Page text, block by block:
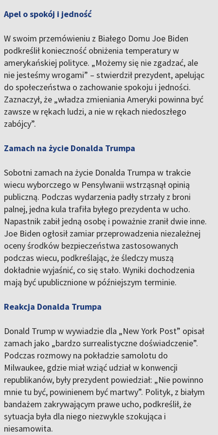
Apel o spokój i jedność
W swoim przemówieniu z Białego Domu Joe Biden
podkreślił konieczność obniżenia temperatury w
amerykańskiej polityce. „Możemy się nie zgadzać, ale
nie jesteśmy wrogami” – stwierdził prezydent, apelując
do społeczeństwa o zachowanie spokoju i jedności.
Zaznaczył, że „władza zmieniania Ameryki powinna być
zawsze w rękach ludzi, a nie w rękach niedoszłego
zabójcy”.
Zamach na życie Donalda Trumpa
Sobotni zamach na życie Donalda Trumpa w trakcie
wiecu wyborczego w Pensylwanii wstrząsnął opinią
publiczną. Podczas wydarzenia padły strzały z broni
palnej, jedna kula trafiła byłego prezydenta w ucho.
Napastnik zabił jedną osobę i poważnie zranił dwie inne.
Joe Biden ogłosił zamiar przeprowadzenia niezależnej
oceny środków bezpieczeństwa zastosowanych
podczas wiecu, podkreślając, że śledczy muszą
dokładnie wyjaśnić, co się stało. Wyniki dochodzenia
mają być upublicznione w późniejszym terminie.
Reakcja Donalda Trumpa
Donald Trump w wywiadzie dla „New York Post” opisał
zamach jako „bardzo surrealistyczne doświadczenie”.
Podczas rozmowy na pokładzie samolotu do
Milwaukee, gdzie miał wziąć udział w konwencji
republikanów, były prezydent powiedział: „Nie powinno
mnie tu być, powinienem być martwy”. Polityk, z białym
bandażem zakrywającym prawe ucho, podkreślił, że
sytuacja była dla niego niezwykle szokująca i
niesamowita.